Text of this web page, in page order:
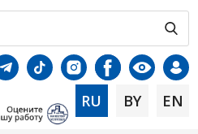
RU BY EN